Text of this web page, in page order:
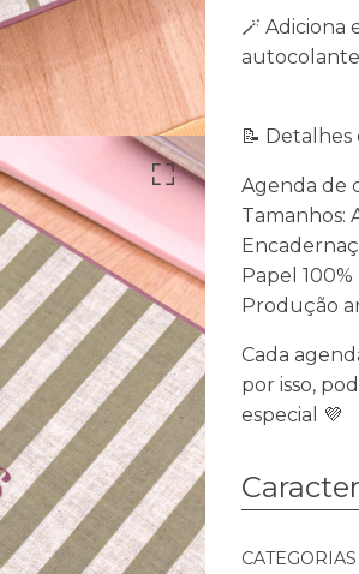
🪄 Adiciona
📝
Agenda de
Tamanhos:
Papel
Produção
Cada
por isso,
especial 💜
CATEGORIAS